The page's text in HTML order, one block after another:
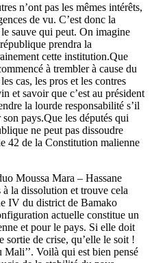
n’ont pas les mêmes intérêts,
de vu. C’est donc la
sauve qui peut. On imagine
prendra la
cette institution.Que
à trembler à cause du
cas, les pros et les contres
et savoir que c’est au président
la lourde responsabilité s’il
pays.Que les députés qui
ne peut pas dissoudre
42 de la Constitution malienne
Moussa Mara – Hassane
la dissolution et trouve cela
IV du district de Bamako
actuelle constitue un
et pour le pays. Si elle doit
sortie de crise, qu’elle le soit !
Mali’’. Voilà qui est bien pensé